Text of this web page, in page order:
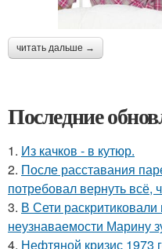
читать дальше →
Последние
1. Из качков - в кутюр.
2. После расставания
потребовал вернуть всё,
3. В Сети
неузнаваемости Марину
4. Нефтяной кризис 1973